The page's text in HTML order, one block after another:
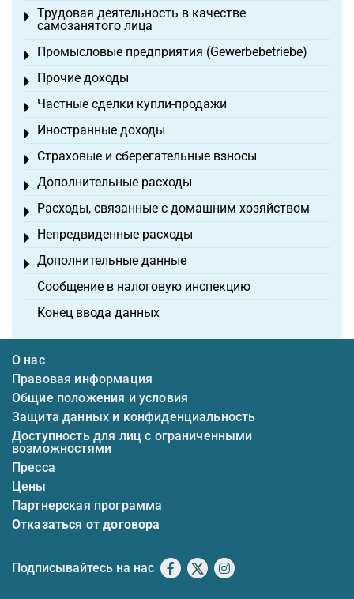
Трудовая деятельность в качестве
самозанятого лица
Toggle menu
Промысловые предприятия (Gewerbebetriebe)
Toggle menu
Прочие доходы
Toggle menu
Частные сделки купли-продажи
Toggle menu
Иностранные доходы
Toggle menu
Страховые и сберегательные взносы
Toggle menu
Дополнительные расходы
Toggle menu
Расходы, связанные с домашним хозяйством
Toggle menu
Непредвиденные расходы
Toggle menu
Дополнительные данные
Toggle menu
Сообщение в налоговую инспекцию
Конец ввода данных
О нас
Правовая информация
Общие положения и условия
Защита данных и конфиденциальность
Доступность для лиц с ограниченными
возможностями
Пресса
Цены
Партнерская программа
Отказаться от договора
Подписывайтесь на нас Facebook
X Instagram